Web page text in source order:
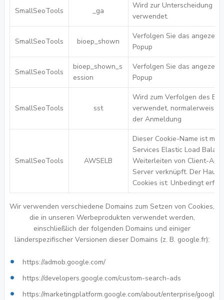
SmallSeoTools _ga
Wird zur Unterscheidung
verwendet.
SmallSeoTools bioep_shown
Verfolgen Sie das
Popup
SmallSeoTools
bioep_shown_s
ession
Verfolgen Sie das
Popup
SmallSeoTools sst
Wird zum Verfolgen des
verwendet, normalerweise
der Anmeldung
SmallSeoTools AWSELB
Dieser Cookie-Name ist mit
Services Elastic Load
Weiterleiten von Client-
Server verknüpft. Der
Cookies ist: Unbedingt
Wir verwenden verschiedene Domains zum Setzen von Cookies,
die in unseren Werbeprodukten verwendet werden,
einschließlich der folgenden Domains und einiger
länderspezifischer Versionen dieser Domains (z. B. google.fr):
https://admob.google.com/
https://developers.google.com/custom-search-ads
https://marketingplatform.google.com/about/enterprise/googl